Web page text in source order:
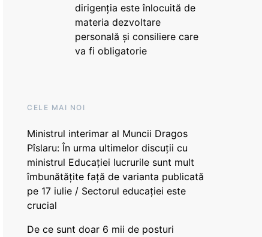
dirigenția este înlocuită de
materia dezvoltare
personală și consiliere care
va fi obligatorie
CELE MAI NOI
Ministrul interimar al Muncii Dragos
Pîslaru: În urma ultimelor discuții cu
ministrul Educației lucrurile sunt mult
îmbunătățite față de varianta publicată
pe 17 iulie / Sectorul educației este
crucial
De ce sunt doar 6 mii de posturi